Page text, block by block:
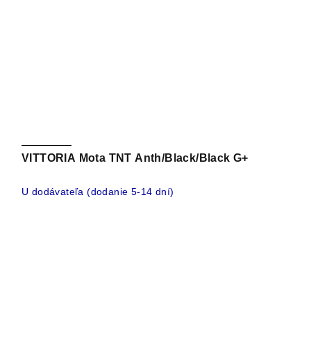
VITTORIA Mota TNT Anth/Black/Black G+
U dodávateľa (dodanie 5-14 dní)